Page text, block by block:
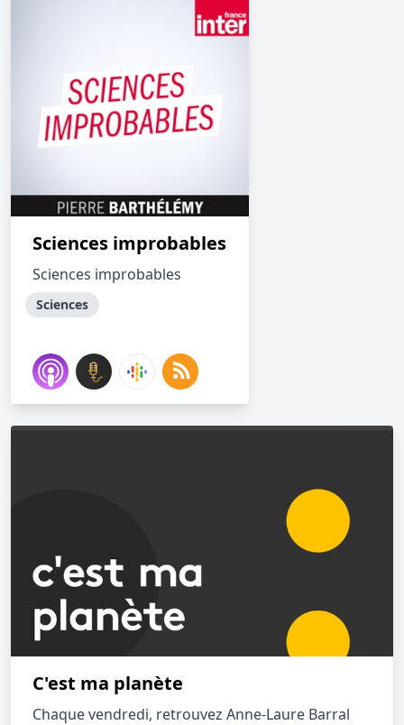
Sciences improbables
Sciences improbables
Sciences
C'est ma planète
Chaque vendredi, retrouvez Anne-Laure Barral